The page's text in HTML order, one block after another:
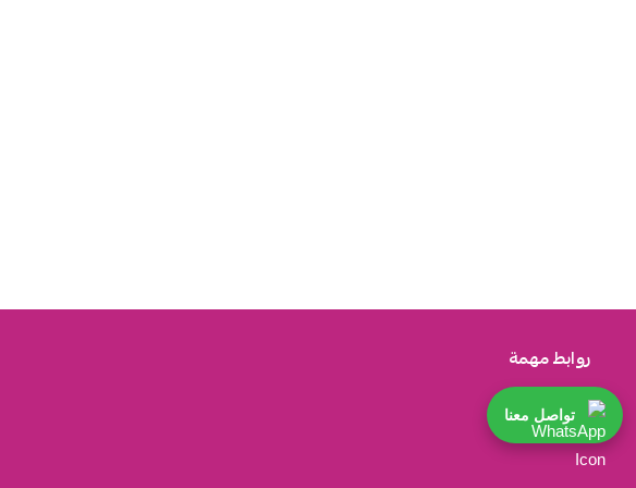
روابط مهمة
تواصل معنا